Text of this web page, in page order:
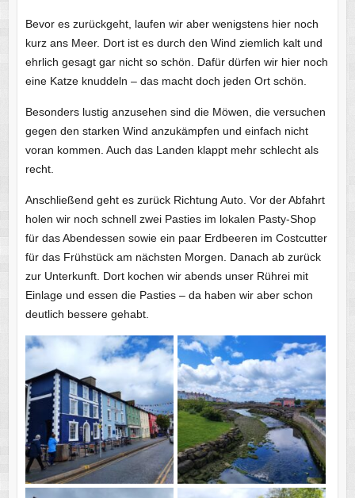
Bevor es zurückgeht, laufen wir aber wenigstens hier noch
kurz ans Meer. Dort ist es durch den Wind ziemlich kalt und
ehrlich gesagt gar nicht so schön. Dafür dürfen wir hier noch
eine Katze knuddeln – das macht doch jeden Ort schön.
Besonders lustig anzusehen sind die Möwen, die versuchen
gegen den starken Wind anzukämpfen und einfach nicht
voran kommen. Auch das Landen klappt mehr schlecht als
recht.
Anschließend geht es zurück Richtung Auto. Vor der Abfahrt
holen wir noch schnell zwei Pasties im lokalen Pasty-Shop
für das Abendessen sowie ein paar Erdbeeren im Costcutter
für das Frühstück am nächsten Morgen. Danach ab zurück
zur Unterkunft. Dort kochen wir abends unser Rührei mit
Einlage und essen die Pasties – da haben wir aber schon
deutlich bessere gehabt.